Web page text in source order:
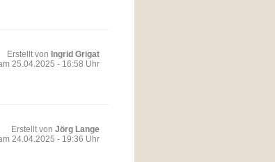
Erstellt von Ingrid Grigat
25.04.2025 - 16:58 Uhr
Erstellt von Jörg Lange
24.04.2025 - 19:36 Uhr